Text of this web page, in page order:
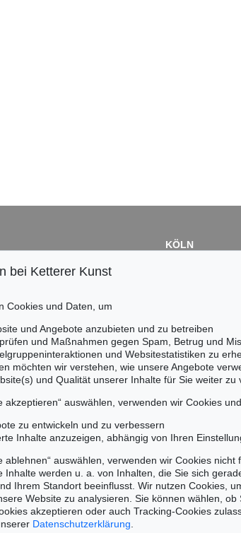
70
88 67 53-63
KÖLN
mehr verpassen!
Sie rechtzeitig.
bei Ketterer Kunst
Cookies und Daten, um
und Angebote anzubieten und zu betreiben
und Maßnahmen gegen Spam, Betrug und
und Websitestatistiken zu
möchten wir verstehen, wie unsere Angebote
und Qualität unserer Inhalte für Sie weiter zu
akzeptieren“ auswählen, verwenden wir Cookies
zu entwickeln und zu verbessern
Inhalte anzuzeigen, abhängig von Ihren
ablehnen“ auswählen, verwenden wir Cookies
Inhalte werden u. a. von Inhalten, die Sie sich
Ihrem Standort beeinflusst. Wir nutzen Cookies,
Website zu analysieren. Sie können wählen,
akzeptieren oder auch Tracking-Cookies
Datenschutzerklärung